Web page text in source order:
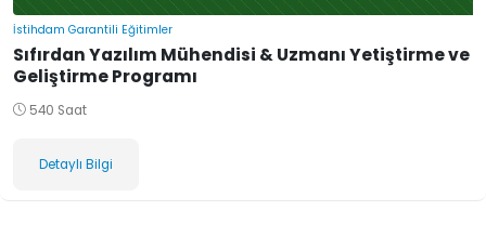
İstihdam Garantili Eğitimler
Sıfırdan Yazılım Mühendisi & Uzmanı Yetiştirme ve
Geliştirme Programı
540 Saat
Detaylı Bilgi